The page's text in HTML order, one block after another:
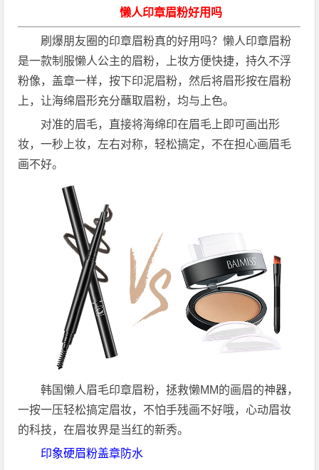
懒人印章眉粉好用吗
刷爆朋友圈的印章眉粉真的好用吗？懒人印章眉粉
是一款制服懒人公主的眉粉，上妆方便快捷，持久不浮
粉像，盖章一样，按下印泥眉粉，然后将眉形按在眉粉
上，让海绵眉形充分蘸取眉粉，均与上色。
对准的眉毛，直接将海绵印在眉毛上即可画出形
妆，一秒上妆，左右对称，轻松搞定，不在担心画眉毛
画不好。
韩国懒人眉毛印章眉粉，拯救懒MM的画眉的神器，
一按一压轻松搞定眉妆，不怕手残画不好哦，心动眉妆
的科技，在眉妆界是当红的新秀。
印象硬眉粉盖章防水